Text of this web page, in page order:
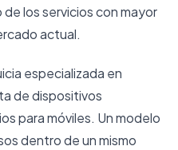
los servicios con mayor
actual.
especializada en
de dispositivos
para móviles. Un modelo
dentro de un mismo